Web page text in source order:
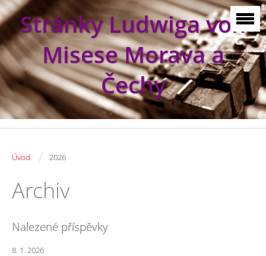
Stránky Ludwiga von
Misese Morava a
Čechy
Úvod / 2026
Archiv
Nalezené příspěvky
8. 1. 2026